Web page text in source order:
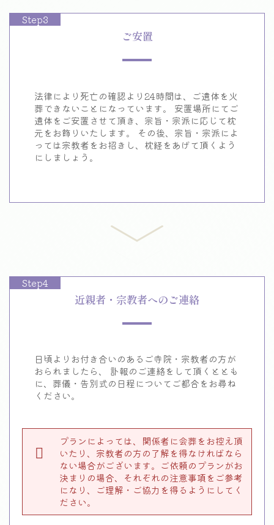
Step3
ご安置
法律により死亡の確認より24時間は、 ご遺体を火
葬できないことになっています。
安置場所にてご
遺体をご安置させて頂き、 宗旨・宗派に応じて枕
元をお飾りいたします。
その後、宗旨・宗派によ
っては宗教者をお招きし、 枕経をあげて頂くよう
にしましょう。
Step4
近親者・宗教者へのご連絡
日頃よりお付き合いのあるご寺院・宗教者の方が
おられましたら、
訃報のご連絡をして頂くととも
に、葬儀・告別式の日程についてご都合をお尋ね
ください。
プランによっては、関係者に会葬をお控え頂
いたり、宗教者の方の了解を得なければなら
ない場合がございます。ご依頼のプランがお
決まりの場合、それぞれの注意事項をご参考
になり、ご理解・ご協力を得るようにしてく
ださい。